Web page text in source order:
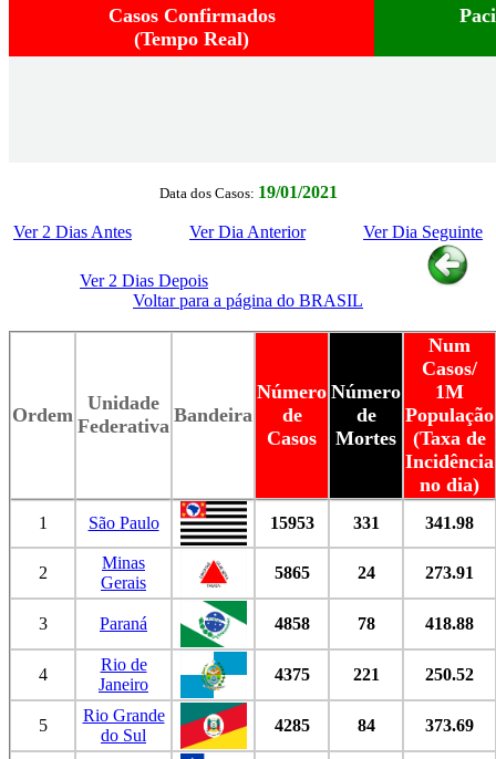
Casos Confirmados
(Tempo Real)
Data dos Casos: 19/01/2021
Ver 2 Dias Antes Ver Dia Anterior Ver Dia Seguinte
Ver 2 Dias Depois
Voltar para a página do BRASIL
Ordem
Unidade
Federativa Bandeira
Número
de
Casos
Número
de
Mortes
Num
Casos/
1M
População
(Taxa de
Incidência
no dia)
1 São Paulo 15953 331 341.98
2
Minas
Gerais
5865 24 273.91
3 Paraná 4858 78 418.88
4
Rio de
Janeiro
4375 221 250.52
5
Rio Grande
do Sul
4285 84 373.69